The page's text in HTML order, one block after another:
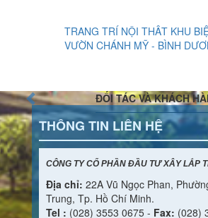
TRANG TRÍ NỘI THÂT KHU
VƯỜN CHÁNH MỸ - BÌNH
ĐỐI TÁC VÀ KHÁCH
THÔNG TIN LIÊN HỆ
CÔNG TY CỔ PHẦN ĐẦU TƯ XÂY LẮP
Địa chỉ: 22A Vũ Ngọc Phan,
Trung, Tp. Hồ Chí Minh.
Tel : (028) 3553 0675 - Fax: (028)